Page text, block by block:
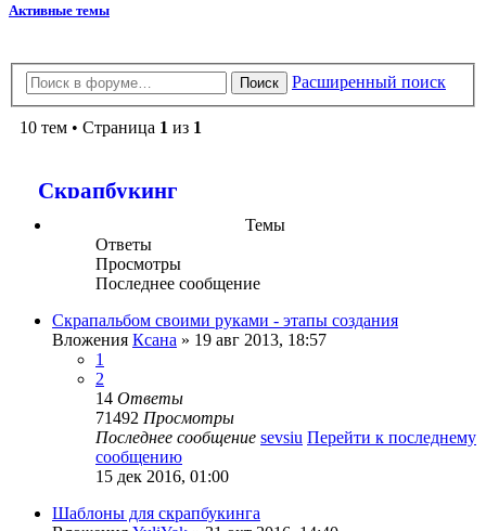
Активные темы
Поиск Расширенный поиск
10 тем • Страница 1 из 1
Скрапбукинг
Темы
Ответы
Просмотры
Последнее сообщение
Скрапальбом своими руками - этапы создания
Вложения Ксана » 19 авг 2013, 18:57
1
2
14 Ответы
71492 Просмотры
Последнее сообщение sevsiu Перейти к последнему
сообщению
15 дек 2016, 01:00
Шаблоны для скрапбукинга